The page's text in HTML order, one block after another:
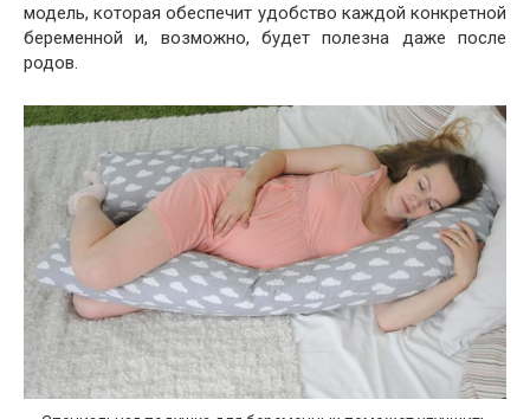
модель, которая обеспечит удобство каждой конкретной
беременной и, возможно, будет полезна даже после
родов.